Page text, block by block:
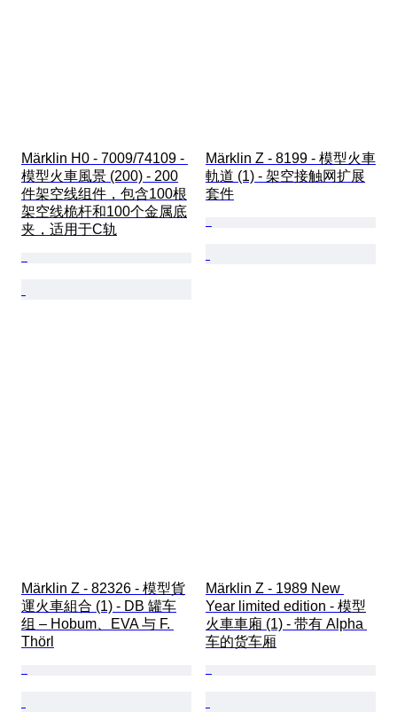
Märklin H0 - 7009/74109 -
模型火車風景 (200) - 200
件架空线组件，包含100根
架空线桅杆和100个金属底
夹，适用于C轨
Märklin Z - 8199 - 模型火車
軌道 (1) - 架空接触网扩展
套件
Märklin Z - 82326 - 模型貨
運火車組合 (1) - DB 罐车
组 – Hobum、EVA 与 F.
Thörl
Märklin Z - 1989 New
Year limited edition - 模型
火車車廂 (1) - 带有 Alpha
车的货车厢